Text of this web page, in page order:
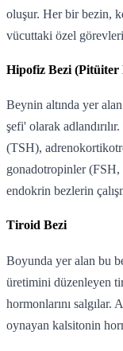
oluşur. Her bir bezin,
vücuttaki özel görevleri
Hipofiz Bezi (Pitüiter
Beynin altında yer
şefi' olarak
(TSH),
gonadotropinler
endokrin bezlerin
Tiroid Bezi
Boyunda yer alan bu
üretimini düzenleyen
hormonlarını salgılar.
oynayan kalsitonin